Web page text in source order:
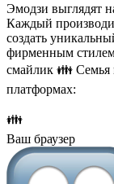
Эмодзи выглядят
Каждый
создать
фирменным
смайлик 👪 Семья
платформах:
👪
Ваш браузер